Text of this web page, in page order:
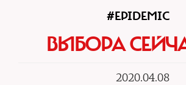
#EPIDEMIC
ВЫБОРА
2020.04.08